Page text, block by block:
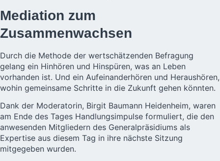
Mediation zum
Zusammenwachsen
Durch die Methode der wertschätzenden Befragung
gelang ein Hinhören und Hinspüren, was an Leben
vorhanden ist. Und ein Aufeinanderhören und Heraushören,
wohin gemeinsame Schritte in die Zukunft gehen könnten.
Dank der Moderatorin, Birgit Baumann Heidenheim, waren
am Ende des Tages Handlungsimpulse formuliert, die den
anwesenden Mitgliedern des Generalpräsidiums als
Expertise aus diesem Tag in ihre nächste Sitzung
mitgegeben wurden.